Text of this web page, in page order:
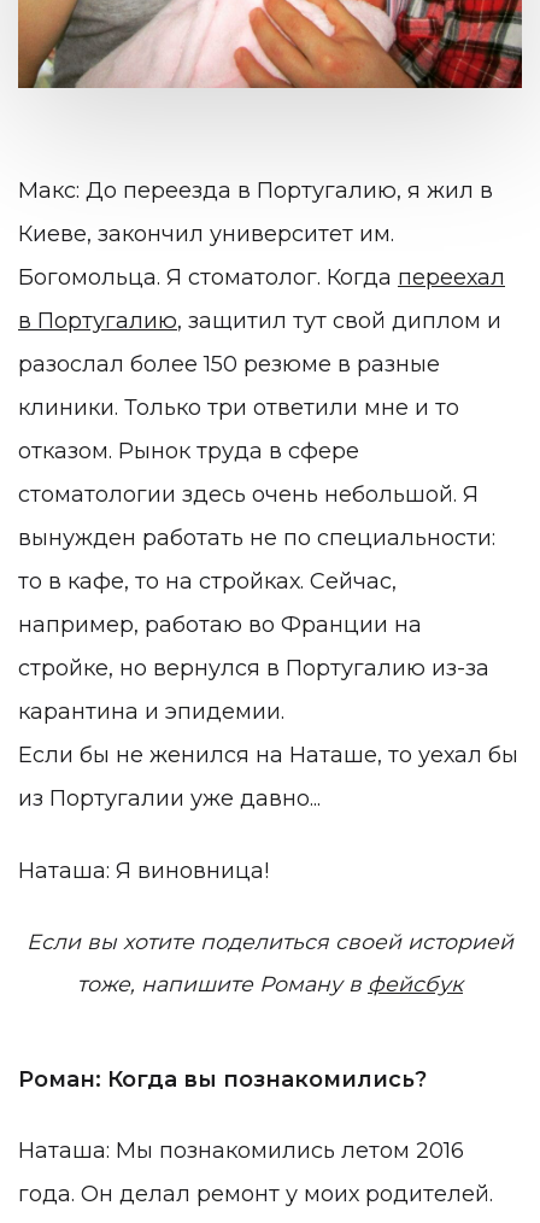
Макс: До переезда в Португалию, я жил в
Киеве, закончил университет им.
Богомольца. Я стоматолог. Когда переехал
в Португалию, защитил тут свой диплом и
разослал более 150 резюме в разные
клиники. Только три ответили мне и то
отказом. Рынок труда в сфере
стоматологии здесь очень небольшой. Я
вынужден работать не по специальности:
то в кафе, то на стройках. Сейчас,
например, работаю во Франции на
стройке, но вернулся в Португалию из-за
карантина и эпидемии.
Если бы не женился на Наташе, то уехал бы
из Португалии уже давно...
Наташа: Я виновница!
Если вы хотите поделиться своей историей
тоже, напишите Роману в фейсбук
Роман: Когда вы познакомились?
Наташа: Мы познакомились летом 2016
года. Он делал ремонт у моих родителей.